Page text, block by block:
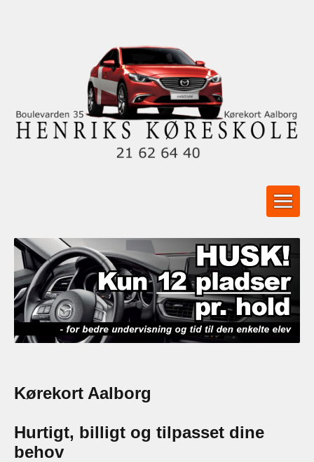
Kørekort Aalborg
Hurtigt, billigt og tilpasset dine
behov